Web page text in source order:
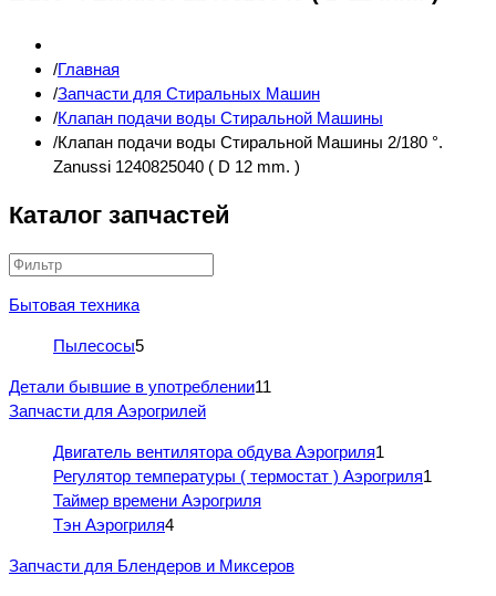
Главная
Запчасти для Стиральных Машин
Клапан подачи воды Стиральной Машины
Клапан подачи воды Стиральной Машины 2/180 °.
Zanussi 1240825040 ( D 12 mm. )
Каталог запчастей
Бытовая техника
Пылесосы5
Детали бывшие в употреблении11
Запчасти для Аэрогрилей
Двигатель вентилятора обдува Аэрогриля1
Регулятор температуры ( термостат ) Аэрогриля1
Таймер времени Аэрогриля
Тэн Аэрогриля4
Запчасти для Блендеров и Миксеров